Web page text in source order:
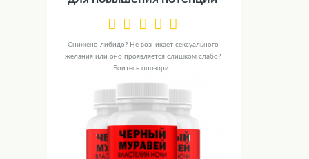
Снижено либидо? Не возникает сексуального
желания или оно проявляется слишком слабо?
Боитесь опозори...